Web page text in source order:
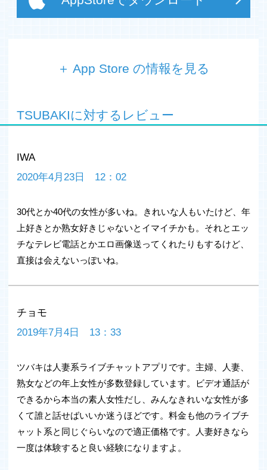
＋ App Store の情報を見る
匿名で利用可能なので、安心・安全
◆◆TSUBAKIについて◆◆
人情報登録なしでご利用頂ける大人のためのコミュニケー
チャットや音声通話はもちろん、お互いの姿を映し合いな
がら行なえるビデオ通話機能はTsubakiの特徴的な機能の
一つです。ビデオ通話でのコミュニケーションはちょっと
手が空いた昼下がりのひと時に最適です。また、チャット
機能ではTSUBAKIオリジナルのスタンプを使う事が出来
◆◆無料で利用できます◆◆
見ることができ、さらにタイムラインの投稿や閲覧も24
時間365日完全無料でお楽しみ頂けます。
登録後に無料ポイントを取得することが出来ますので、気
に入った相手といつでもやり取りが可能です。
今だけログインボーナスも毎日プレゼント中となります。
TSUBAKIに対するレビュー
IWA
2020年4月23日 12：02
30代とか40代の女性が多いね。きれいな人もいたけど、年
上好きとか熟女好きじゃないとイマイチかも。それとエッ
チなテレビ電話とかエロ画像送ってくれたりもするけど、
直接は会えないっぽいね。
チョモ
2019年7月4日 13：33
ツバキは人妻系ライブチャットアプリです。主婦、人妻、
熟女などの年上女性が多数登録しています。ビデオ通話が
できるから本当の素人女性だし、みんなきれいな女性が多
くて誰と話せばいいか迷うほどです。料金も他のライブチ
ャット系と同じぐらいなので適正価格です。人妻好きなら
一度は体験すると良い経験になりますよ。